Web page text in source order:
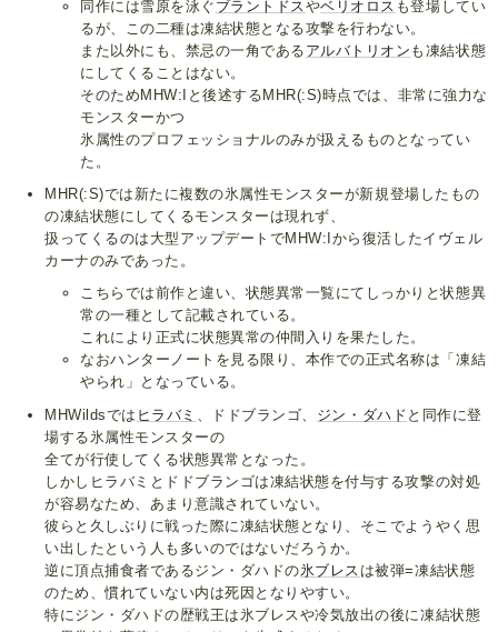
同作には雪原を泳ぐ ブラントドスやベリオロス も登場してい
るが、この二種は凍結状態となる攻撃を行わない。
また以外にも、禁忌の一角である アルバトリオン も凍結状態
にしてくることはない。
そのためMHW:Iと後述するMHR(:S)時点では、非常に強力な
モンスターかつ
氷属性のプロフェッショナルのみが扱えるものとなってい
た。
MHR(:S)では新たに複数の氷属性モンスターが新規登場したもの
の凍結状態にしてくるモンスターは現れず、
扱ってくるのは大型アップデートでMHW:Iから復活したイヴェル
カーナのみであった。
こちらでは前作と違い、状態異常一覧にてしっかりと状態異
常の一種として記載されている。
これにより正式に状態異常の仲間入りを果たした。
なおハンターノートを見る限り、本作での正式名称は「凍結
やられ」となっている。
MHWildsでは ヒラバミ 、ドドブランゴ、 ジン・ダハド と同作に登
場する氷属性モンスターの
全てが行使してくる状態異常となった。
しかしヒラバミとドドブランゴは凍結状態を付与する攻撃の対処
が容易なため、あまり意識されていない。
彼らと久しぶりに戦った際に凍結状態となり、そこでようやく思
い出したという人も多いのではないだろうか。
逆に頂点捕食者であるジン・ダハドの氷ブレス は被弾=凍結状態
のため、慣れていない内は死因となりやすい。
特にジン・ダハドの歴戦王は氷ブレスや冷気放出の後に凍結状態